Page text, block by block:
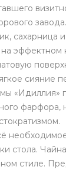
сахарница
эффектном
сияние
«Идиллия»
фарфора,
стола.
стиле.